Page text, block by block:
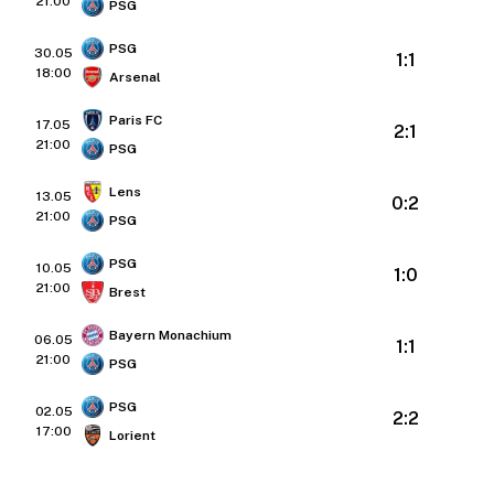
PSG
30.05
18:00
PSG
Arsenal
1:1
17.05
21:00
Paris FC
PSG
2:1
13.05
21:00
Lens
PSG
0:2
10.05
21:00
PSG
Brest
1:0
06.05
21:00
Bayern Monachium
PSG
1:1
02.05
17:00
PSG
Lorient
2:2